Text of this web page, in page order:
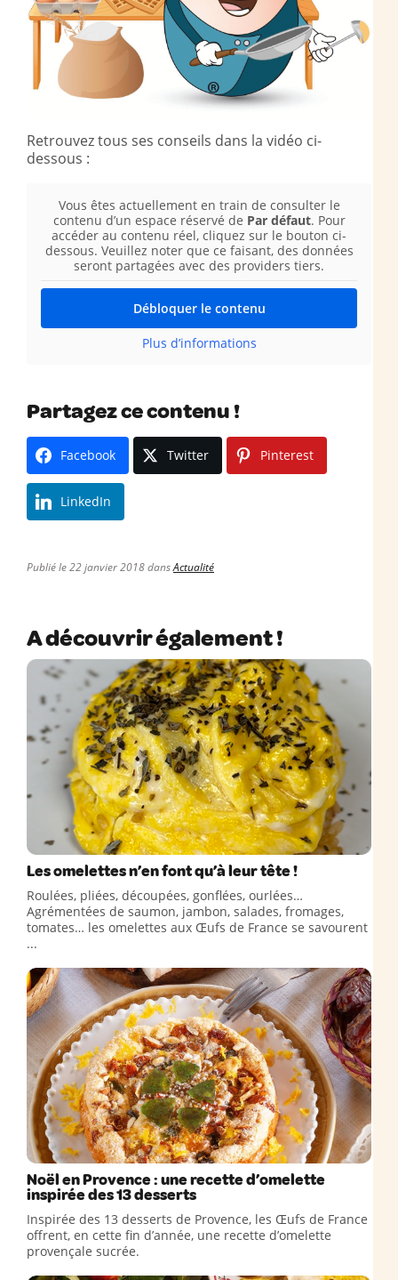
Retrouvez tous ses conseils dans la vidéo ci-
dessous :
Vous êtes actuellement en train de consulter le
contenu d’un espace réservé de Par défaut. Pour
accéder au contenu réel, cliquez sur le bouton ci-
dessous. Veuillez noter que ce faisant, des données
seront partagées avec des providers tiers.
Débloquer le contenu
Plus d’informations
Partagez ce contenu !
Facebook Twitter Pinterest
LinkedIn
Publié le 22 janvier 2018 dansActualité
A découvrir également !
Les omelettes n’en font qu’à leur tête !
Roulées, pliées, découpées, gonflées, ourlées…
Agrémentées de saumon, jambon, salades, fromages,
tomates… les omelettes aux Œufs de France se savourent
...
Noël en Provence : une recette d’omelette
inspirée des 13 desserts
Inspirée des 13 desserts de Provence, les Œufs de France
offrent, en cette fin d’année, une recette d’omelette
provençale sucrée.